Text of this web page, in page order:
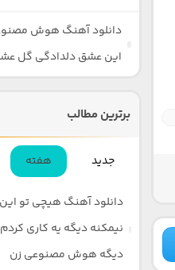
دانلود آهنگ هوش
این عشق دلدادگی گل
برترین مطالب
جدید هفته
دانلود آهنگ هیچی تو
نیمکنه دیگه یه کاری کردم
دیگه هوش مصنوعی زن